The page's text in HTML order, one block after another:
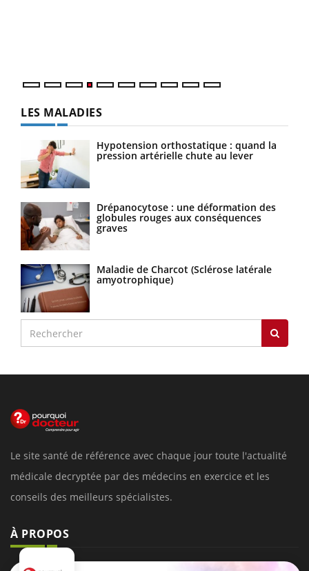
LES MALADIES
Hypotension orthostatique : quand la
pression artérielle chute au lever
Drépanocytose : une déformation des
globules rouges aux conséquences
graves
Maladie de Charcot (Sclérose latérale
amyotrophique)
Le site santé de référence avec chaque jour toute l'actualité
médicale decryptée par des médecins en exercice et les
conseils des meilleurs spécialistes.
À PROPOS